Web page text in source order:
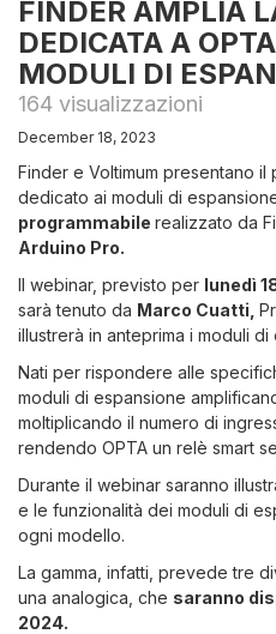
FINDER AMPLIA
DEDICATA A
MODULI DI
164 visualizzazioni
December 18, 2023
Finder e Voltimum presentano il
dedicato ai moduli di
programmabile realizzato da
Arduino Pro.
Il webinar, previsto per lunedì
sarà tenuto da Marco Cuatti,
illustrerà in anteprima i moduli di
Nati per rispondere alle
moduli di espansione
moltiplicando il numero di
rendendo OPTA un relè smart
Durante il webinar saranno
e le funzionalità dei moduli di
ogni modello.
La gamma, infatti, prevede tre
una analogica, che saranno
2024.